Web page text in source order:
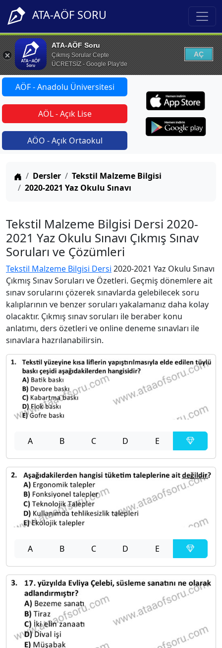
ATA-AÖF SORU
ATA-AÖF Soru
Çıkmış Sorular Cepte
ÜCRETSİZ - Google Play'de
AÇ
AÖF - Anadolu Üniversitesi
AÖL - Açık Lise
AÖO - Açık Ortaokul
Anasayfa
Dersler
Tekstil Malzeme Bilgisi
2020-2021 Yaz Okulu Sınavı
Tekstil Malzeme Bilgisi Dersi 2020-
2021 Yaz Okulu Sınavı Çıkmış Sınav
Soruları ve Çözümleri
Tekstil Malzeme Bilgisi Dersi 2020-2021 Yaz Okulu Sınavı
Çıkmış Sınav Soruları ve Özetleri. Geçmiş dönemlere ait
sınav sorularını çözerek sınavlarda gelebilecek soru
kalıplarının ve benzer soruları yakalamanız daha kolay
olacaktır. Çıkmış sınav soruları ile beraber konu
anlatımı, ders özetleri ve online deneme sınavları ile
sınavlara hazrılanabilirsin.
A B C D E
A B C D E